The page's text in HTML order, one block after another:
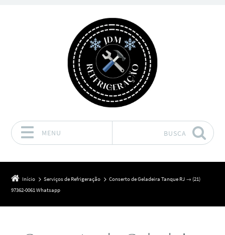
MENU BUSCA
Início Serviços de Refrigeração
Conserto de Geladeira Tanque RJ → (21)
97362-0061 Whatsapp